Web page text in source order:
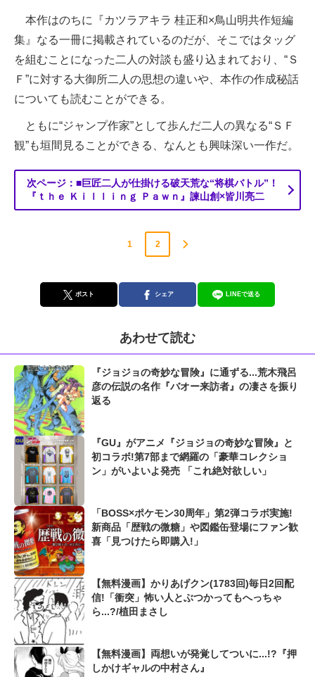
本作はのちに『カツラアキラ 桂正和×鳥山明共作短編
集』なる一冊に掲載されているのだが、そこではタッグ
を組むことになった二人の対談も盛り込まれており、“Ｓ
Ｆ”に対する大御所二人の思想の違いや、本作の作成秘話
についても読むことができる。
ともに“ジャンプ作家”として歩んだ二人の異なる“ＳＦ
観”も垣間見ることができる、なんとも興味深い一作だ。
次ページ：■巨匠二人が仕掛ける破天荒な“将棋バトル”！
『ｔｈｅ Ｋｉｌｌｉｎｇ Ｐａｗｎ』諫山創×皆川亮二
1 2
ポスト シェア LINEで送る
あわせて読む
『ジョジョの奇妙な冒険』に通ずる...荒木飛呂
彦の伝説の名作『バオー来訪者』の凄さを振り
返る
『GU』がアニメ『ジョジョの奇妙な冒険』と
初コラボ!第7部まで網羅の「豪華コレクショ
ン」がいよいよ発売 「これ絶対欲しい」
「BOSS×ポケモン30周年」第2弾コラボ実施!
新商品「歴戦の微糖」や図鑑缶登場にファン歓
喜「見つけたら即購入!」
【無料漫画】かりあげクン(1783回)毎日2回配
信!「衝突」怖い人とぶつかってもへっちゃ
ら...?/植田まさし
【無料漫画】両想いが発覚してついに...!?『押
しかけギャルの中村さん』